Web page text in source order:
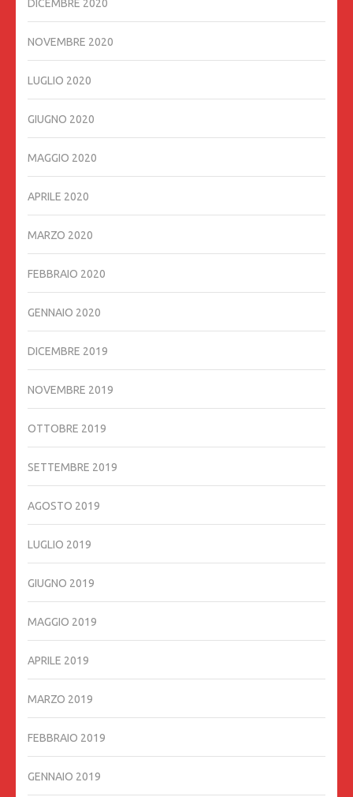
DICEMBRE 2020
NOVEMBRE 2020
LUGLIO 2020
GIUGNO 2020
MAGGIO 2020
APRILE 2020
MARZO 2020
FEBBRAIO 2020
GENNAIO 2020
DICEMBRE 2019
NOVEMBRE 2019
OTTOBRE 2019
SETTEMBRE 2019
AGOSTO 2019
LUGLIO 2019
GIUGNO 2019
MAGGIO 2019
APRILE 2019
MARZO 2019
FEBBRAIO 2019
GENNAIO 2019